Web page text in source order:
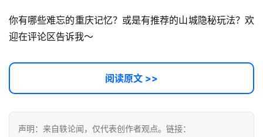
你有哪些难忘的重庆记忆？或是有推荐的山城隐秘玩法？欢
迎在评论区告诉我～
阅读原文 >>
声明：来自轶论闻，仅代表创作者观点。链接：